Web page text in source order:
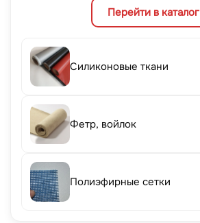
Перейти в каталог
Силиконовые ткани
Фетр, войлок
Полиэфирные сетки